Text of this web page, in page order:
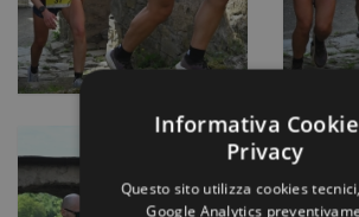
Informativa
Privacy
Questo sito utilizza cookies
Google Analytics